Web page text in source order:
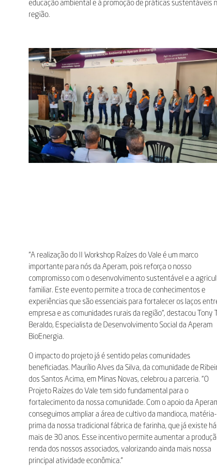
educação ambiental e à promoção de práticas sustentáveis
região.
“A realização do II Workshop Raízes do Vale é um marco
importante para nós da Aperam, pois reforça o nosso
compromisso com o desenvolvimento sustentável e a
familiar. Este evento permite a troca de conhecimentos e
experiências que são essenciais para fortalecer os laços
empresa e as comunidades rurais da região”, destacou Tony
Beraldo, Especialista de Desenvolvimento Social da Aperam
BioEnergia.
O impacto do projeto já é sentido pelas comunidades
beneficiadas. Maurílio Alves da Silva, da comunidade de
dos Santos Acima, em Minas Novas, celebrou a parceria. “O
Projeto Raízes do Vale tem sido fundamental para o
fortalecimento da nossa comunidade. Com o apoio da
conseguimos ampliar a área de cultivo da mandioca, matéria-
prima da nossa tradicional fábrica de farinha, que já existe há
mais de 30 anos. Esse incentivo permite aumentar a
renda dos nossos associados, valorizando ainda mais nossa
principal atividade econômica.”